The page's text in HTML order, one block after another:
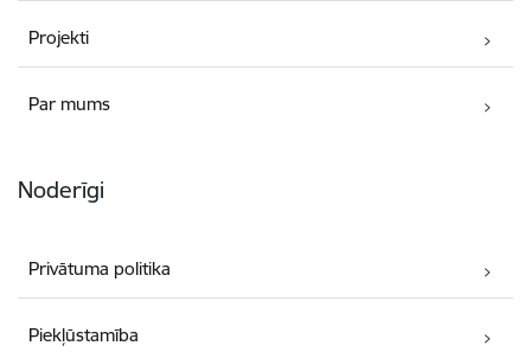
Projekti
Par mums
Noderīgi
Privātuma politika
Piekļūstamība